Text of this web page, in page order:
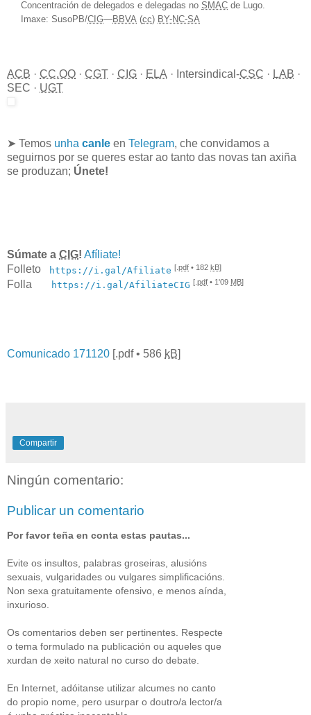
Concentración de delegados e delegadas no SMAC de Lugo.
Imaxe: SusoPB/CIG—BBVA (cc) BY-NC-SA
ACB · CC.OO · CGT · CIG · ELA · Intersindical-CSC · LAB ·
SEC · UGT
➤ Temos unha canle en Telegram, che convidamos a
seguirnos por se queres estar ao tanto das novas tan axiña
se produzan; Únete!
Súmate a CIG! Afíliate!
Folleto
https://i.gal/Afiliate [. pdf • 182 kB]
Folla https://i.gal/AfiliateCIG [. pdf • 1'09 MB]
Comunicado 171120 [.pdf• 586 kB]
Compartir
Ningún comentario:
Publicar un comentario
Por favor teña en conta estas pautas...
Evite os insultos, palabras groseiras, alusións
sexuais, vulgaridades ou vulgares simplificacións.
Non sexa gratuitamente ofensivo, e menos aínda,
inxurioso.
Os comentarios deben ser pertinentes. Respecte
o tema formulado na publicación ou aqueles que
xurdan de xeito natural no curso do debate.
En Internet, adóitanse utilizar alcumes no canto
do propio nome, pero usurpar o doutro/a lector/a